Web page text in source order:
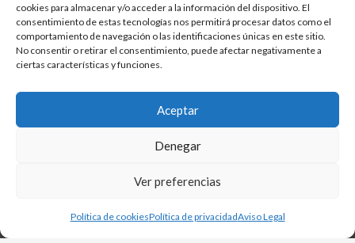
cookies para almacenar y/o acceder a la información del dispositivo. El
consentimiento de estas tecnologías nos permitirá procesar datos como el
comportamiento de navegación o las identificaciones únicas en este sitio.
No consentir o retirar el consentimiento, puede afectar negativamente a
ciertas características y funciones.
Aceptar
Denegar
Ver preferencias
Política de cookiesPolítica de privacidadAviso Legal
Síguenos en:
linkedintwitterfacebook
Aviso legal